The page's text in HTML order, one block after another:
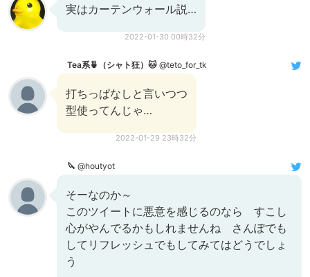
実はカーテンウォール説…
2022-01-30 00時32分
Tea系🍵（シャト狂）🐱 @teto_for_tk
打ちっぱなしと言いつつ
型使ってんじゃ…
2022-01-29 23時32分
🔪 @houtyot
そーなのか～
このツイートに悪意を感じるのなら すこし
心がやんでるかもしれませんね さんぽでも
してリフレッシュでもしてみてはどうでしょ
う